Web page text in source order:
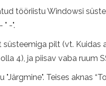
tööriistu Windowsi
-".
pilt (vt.
4), ja piisav vaba ruum
Teises aknas